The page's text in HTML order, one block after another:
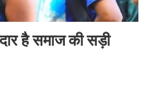
है समाज की सड़ी